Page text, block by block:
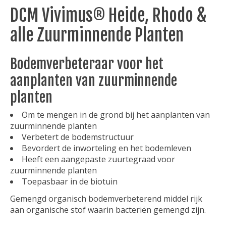
DCM Vivimus® Heide, Rhodo &
alle Zuurminnende Planten
Bodemverbeteraar voor het
aanplanten van zuurminnende
planten
Om te mengen in de grond bij het aanplanten van
zuurminnende planten
Verbetert de bodemstructuur
Bevordert de inworteling en het bodemleven
Heeft een aangepaste zuurtegraad voor
zuurminnende planten
Toepasbaar in de biotuin
Gemengd organisch bodemverbeterend middel rijk
aan organische stof waarin bacteriën gemengd zijn.